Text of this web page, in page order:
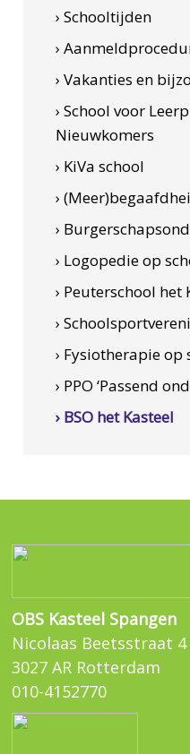
› Schooltijden
›
› Vakanties en
› School voor
Nieuwkomers
› KiVa school
›
›
› Logopedie op
› Peuterschool het
›
› Fysiotherapie op
› PPO ‘Passend
› BSO het Kasteel
OBS Kasteel Spangen
Nicolaas Beetsstraat 4
3027 AR Rotterdam
010-4152770